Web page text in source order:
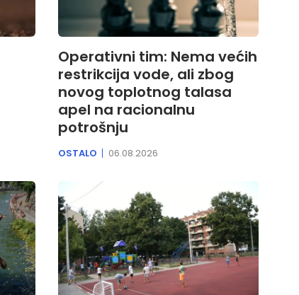
Operativni tim: Nema većih
restrikcija vode, ali zbog
novog toplotnog talasa
apel na racionalnu
potrošnju
OSTALO 06.08.2026